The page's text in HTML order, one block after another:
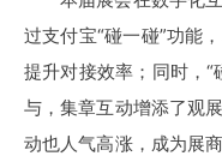
过支付宝“碰一碰”功能
提升对接效率；同时，
与，集章互动增添了观
动也人气高涨，成为展